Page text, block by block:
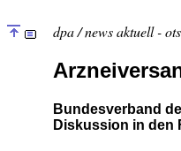
dpa / news aktuell -
Bundesverband
Diskussion in den